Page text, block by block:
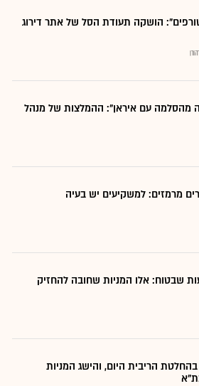
הושקה תעודת הסל של אתר דירוג
מהסלמה עם איראן": ההמלצות של מנהל
מרמזים: למשקיעים יש בעיה
שבטוח: אלו המניות שחובה להחזיק
בהחלטת הריבית היום, והישג המניות